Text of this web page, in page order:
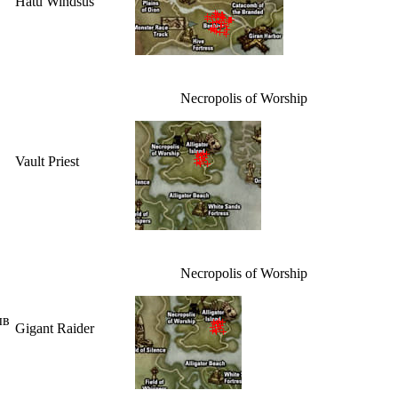
Vault Priest
Necropolis of Worship
Gigant Raider
Necropolis of Worship